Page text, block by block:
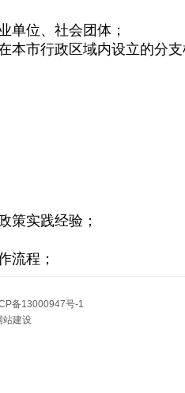
单位、社会团体；
本市行政区域内设立的分支
策实践经验；
流程；
备13000947号-1
站建设